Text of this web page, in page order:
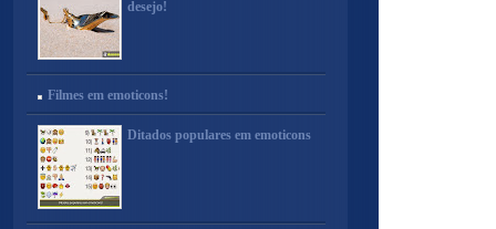
desejo!
Filmes em emoticons!
Ditados populares em emoticons